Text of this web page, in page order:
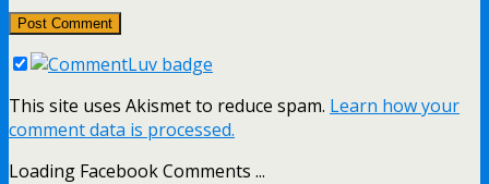
This site uses Akismet to reduce spam. Learn how your
comment data is processed.
Loading Facebook Comments ...